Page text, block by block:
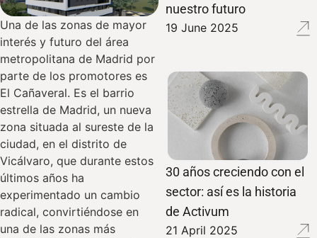
Una de las zonas de mayor
interés y futuro del área
metropolitana de Madrid por
parte de los promotores es
El Cañaveral. Es el barrio
estrella de Madrid, un nueva
zona situada al sureste de la
ciudad, en el distrito de
Vicálvaro, que durante estos
últimos años ha
experimentado un cambio
radical, convirtiéndose en
una de las zonas más
nuestro futuro
19 June 2025
30 años creciendo con el
sector: así es la historia
de Activum
21 April 2025